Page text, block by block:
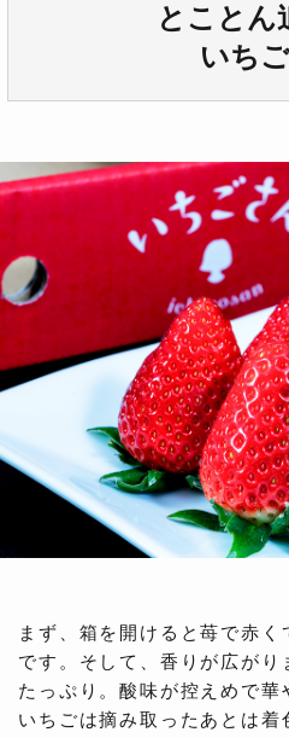
とことん
いち
まず、箱を開けると苺で赤
です。そして、香りが広が
たっぷり。酸味が控えめで華
いちごは摘み取ったあとは着